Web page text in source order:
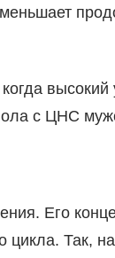
с ЦНС
Его
цикла. Так,